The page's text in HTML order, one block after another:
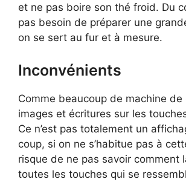
et ne pas boire son thé froid. Du
pas besoin de préparer une
on se sert au fur et à mesure.
Inconvénients
Comme beaucoup de machine de
images et écritures sur les
Ce n’est pas totalement un
coup, si on ne s’habitue pas à
risque de ne pas savoir comment
toutes les touches qui se